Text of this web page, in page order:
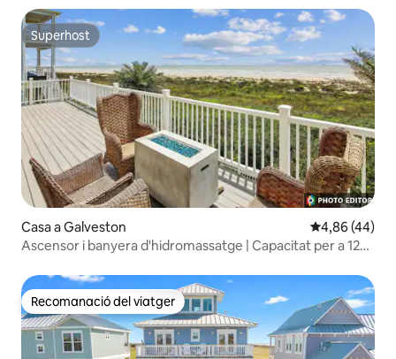
Superhost
Superhost
Casa a Galveston 4,86 de
4,86 (44)
Ascensor i banyera d'hidromassatge | Capacitat per a 12
Recomanació del viatger
Recomanació del viatger